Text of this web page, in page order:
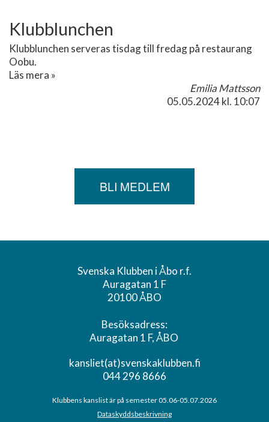
Klubblunchen
Klubblunchen serveras tisdag till fredag på restaurang
Oobu.
Läs mera »
Emilia Mattsson
05.05.2024kl. 10:07
BLI MEDLEM
Svenska Klubben i Åbo r.f.
Auragatan 1 F
20100 ÅBO
Besöksadress:
Auragatan 1 F, ÅBO
kansliet(at)svenskaklubben.fi
044 296 8666
Klubbens kanslist är på semester 05.06-05.07.2026
Dataskyddsbeskrivning